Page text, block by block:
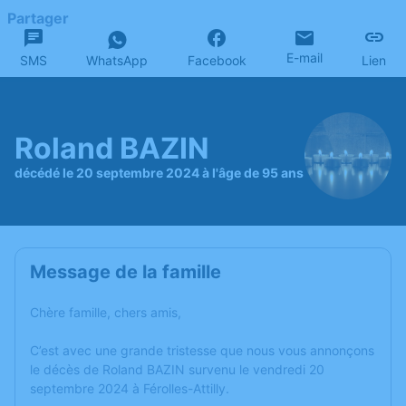
Partager
SMS WhatsApp Facebook E-mail Lien
Roland BAZIN
décédé le 20 septembre 2024 à l'âge de 95 ans
Message de la famille
Chère famille, chers amis,
C’est avec une grande tristesse que nous vous annonçons
le décès de Roland BAZIN survenu le vendredi 20
septembre 2024 à Férolles-Attilly.